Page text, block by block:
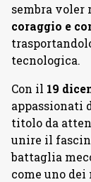
sembra voler
coraggio e
tecnologica.
Con il 19
appassionati
titolo da
unire il
battaglia
come uno